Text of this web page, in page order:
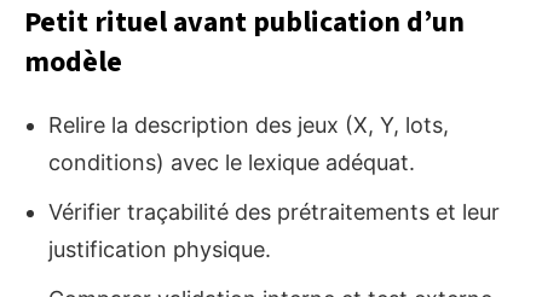
Petit rituel avant publication d’un
modèle
Relire la description des jeux (X, Y, lots,
conditions) avec le lexique adéquat.
Vérifier traçabilité des prétraitements et leur
justification physique.